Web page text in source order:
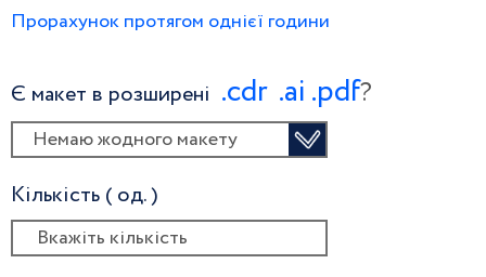
Прорахунок протягом однієї години
Є макет в розширені .сdr .ai .pdf?
Немаю жодного макету
Кількість ( од. )